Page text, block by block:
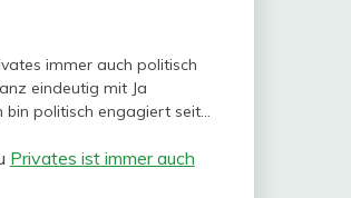
immer auch politisch
eindeutig mit Ja
bin politisch engagiert seit…
Privates ist immer auch